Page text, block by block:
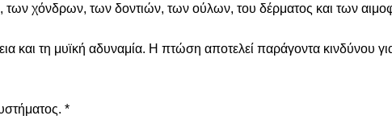
των χόνδρων, των δοντιών, των ούλων, του δέρματος και των
και τη μυϊκή αδυναμία. Η πτώση αποτελεί παράγοντα κινδύνου
*